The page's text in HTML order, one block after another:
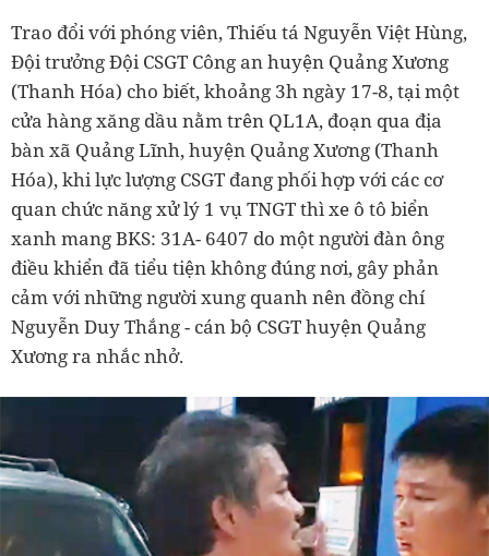
Trao đổi với phóng viên, Thiếu tá Nguyễn Việt Hùng,
Đội trưởng Đội CSGT Công an huyện Quảng Xương
(Thanh Hóa) cho biết, khoảng 3h ngày 17-8, tại một
cửa hàng xăng dầu nằm trên QL1A, đoạn qua địa
bàn xã Quảng Lĩnh, huyện Quảng Xương (Thanh
Hóa), khi lực lượng CSGT đang phối hợp với các cơ
quan chức năng xử lý 1 vụ TNGT thì xe ô tô biển
xanh mang BKS: 31A- 6407 do một người đàn ông
điều khiển đã tiểu tiện không đúng nơi, gây phản
cảm với những người xung quanh nên đồng chí
Nguyễn Duy Thắng - cán bộ CSGT huyện Quảng
Xương ra nhắc nhở.